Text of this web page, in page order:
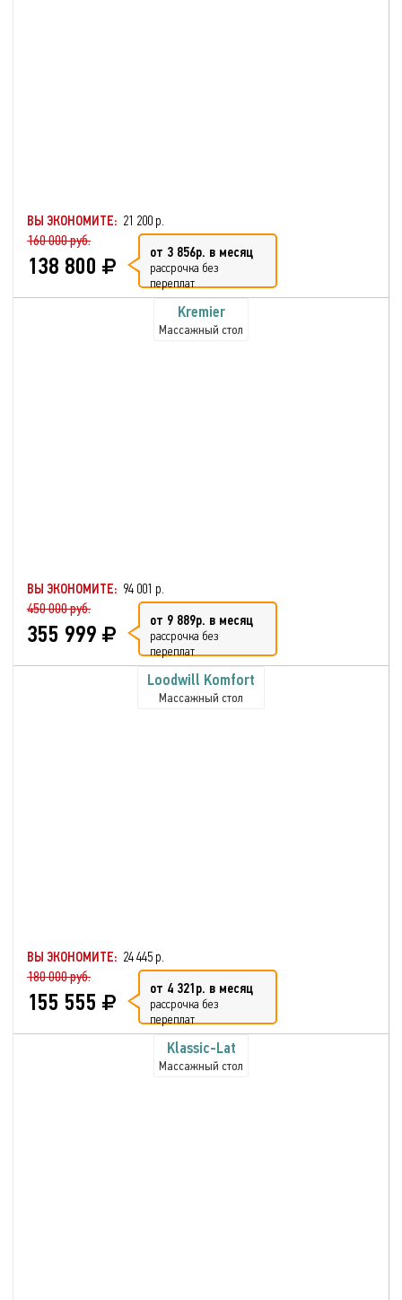
ВЫ ЭКОНОМИТЕ: 21 200 р.
160 000 руб.
138 800 от 3 856р. в месяц
рассрочка без
переплат
Kremier
Массажный стол
ВЫ ЭКОНОМИТЕ: 94 001 р.
450 000 руб.
355 999 от 9 889р. в месяц
рассрочка без
переплат
Loodwill Komfort
Массажный стол
ВЫ ЭКОНОМИТЕ: 24 445 р.
180 000 руб.
155 555 от 4 321р. в месяц
рассрочка без
переплат
Klassic-Lat
Массажный стол